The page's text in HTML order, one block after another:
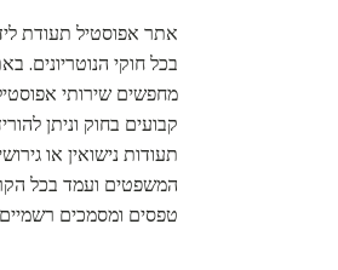
אתר אפוסטיל תעודת
בכל חוקי הנוטריונים.
מחפשים שירותי
קבועים בחוק וניתן
תעודות נישואין או
המשפטים ועמד בכל
טפסים ומסמכים רשמיים